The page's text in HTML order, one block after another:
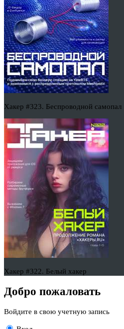
Хакер #323. Беспроводной самопал
Хакер #322. Белый хакер
Добро пожаловать
Войдите в свою учетную запись